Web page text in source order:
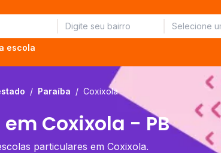
escola
/ Paraíba / Coxixola
Coxixola - PB
particulares em Coxixola.